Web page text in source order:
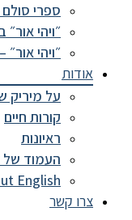
ספרי
״ויהי
״ויהי
אודות
על מיריק
קורות חיים
ראיונות
העמוד של
English
צרו קשר